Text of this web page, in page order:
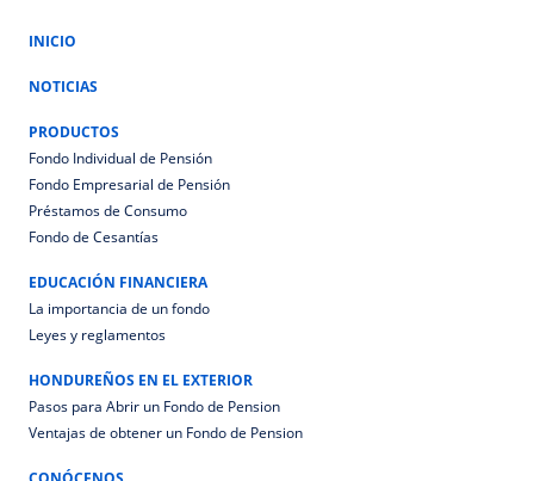
INICIO
NOTICIAS
PRODUCTOS
Fondo Individual de Pensión
Fondo Empresarial de Pensión
Préstamos de Consumo
Fondo de Cesantías
EDUCACIÓN FINANCIERA
La importancia de un fondo
Leyes y reglamentos
HONDUREÑOS EN EL EXTERIOR
Pasos para Abrir un Fondo de Pension
Ventajas de obtener un Fondo de Pension